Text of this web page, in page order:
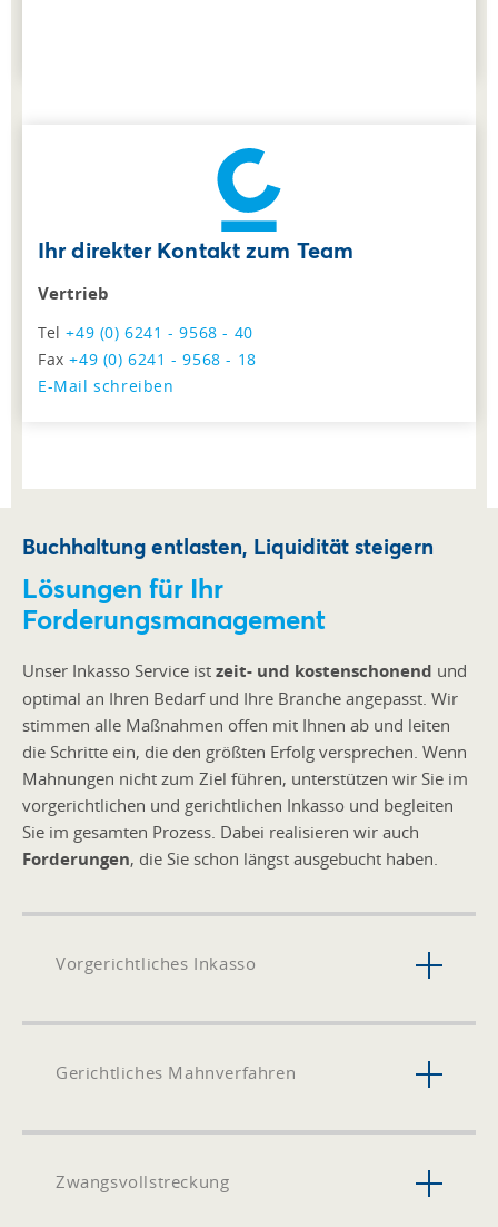
Ihr direkter Kontakt zum Team
Vertrieb
Tel+49 (0) 6241 - 9568 - 40
Fax+49 (0) 6241 - 9568 - 18
E-Mail schreiben
Buchhaltung entlasten, Liquidität steigern
Lösungen für Ihr
Forderungsmanagement
Unser Inkasso Service ist zeit- und kostenschonend und
optimal an Ihren Bedarf und Ihre Branche angepasst. Wir
stimmen alle Maßnahmen offen mit Ihnen ab und leiten
die Schritte ein, die den größten Erfolg versprechen. Wenn
Mahnungen nicht zum Ziel führen, unterstützen wir Sie im
vorgerichtlichen und gerichtlichen Inkasso und begleiten
Sie im gesamten Prozess. Dabei realisieren wir auch
Forderungen, die Sie schon längst ausgebucht haben.
Vorgerichtliches Inkasso
Gerichtliches Mahnverfahren
Zwangsvollstreckung